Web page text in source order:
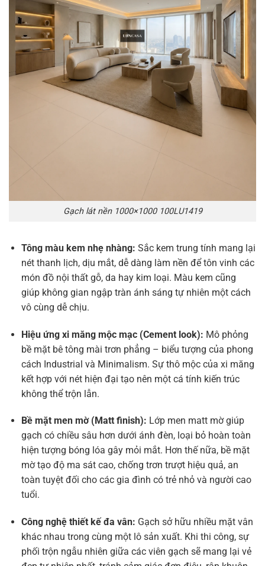
Gạch lát nền 1000×1000 100LU1419
Tông màu kem nhẹ nhàng: Sắc kem trung tính mang lại
nét thanh lịch, dịu mắt, dễ dàng làm nền để tôn vinh các
món đồ nội thất gỗ, da hay kim loại. Màu kem cũng
giúp không gian ngập tràn ánh sáng tự nhiên một cách
vô cùng dễ chịu.
Hiệu ứng xi măng mộc mạc (Cement look): Mô phỏng
bề mặt bê tông mài trơn phẳng – biểu tượng của phong
cách Industrial và Minimalism. Sự thô mộc của xi măng
kết hợp với nét hiện đại tạo nên một cá tính kiến trúc
không thể trộn lẫn.
Bề mặt men mờ (Matt finish): Lớp men matt mờ giúp
gạch có chiều sâu hơn dưới ánh đèn, loại bỏ hoàn toàn
hiện tượng bóng lóa gây mỏi mắt. Hơn thế nữa, bề mặt
mờ tạo độ ma sát cao, chống trơn trượt hiệu quả, an
toàn tuyệt đối cho các gia đình có trẻ nhỏ và người cao
tuổi.
Công nghệ thiết kế đa vân: Gạch sở hữu nhiều mặt vân
khác nhau trong cùng một lô sản xuất. Khi thi công, sự
phối trộn ngẫu nhiên giữa các viên gạch sẽ mang lại vẻ